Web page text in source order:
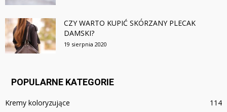
CZY WARTO KUPIĆ SKÓRZANY PLECAK
DAMSKI?
19 sierpnia 2020
POPULARNE KATEGORIE
Kremy koloryzujące
114